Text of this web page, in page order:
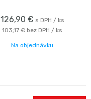
126,90 € s DPH / ks
103,17 € bez DPH / ks
Na objednávku